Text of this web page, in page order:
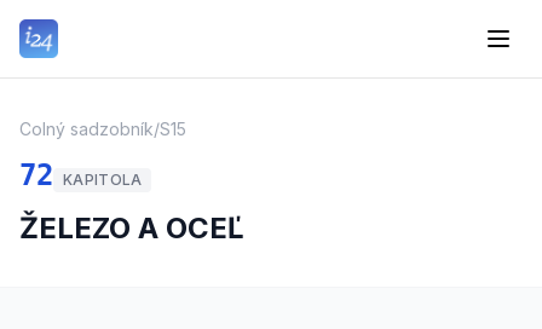
Colný sadzobník/S15
72 KAPITOLA
ŽELEZO A OCEĽ